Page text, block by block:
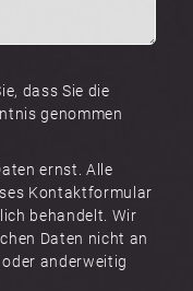
dass Sie die
genommen
ernst. Alle
Kontaktformular
behandelt. Wir
Daten nicht an
anderweitig